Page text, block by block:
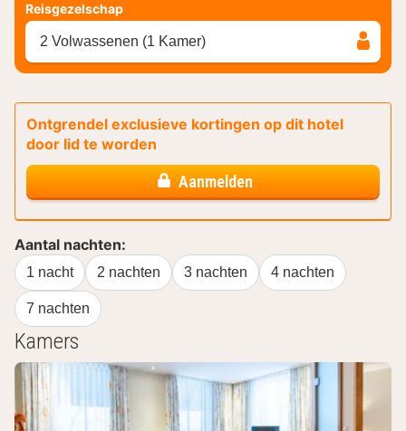
Reisgezelschap
2 Volwassenen (1 Kamer)
Ontgrendel exclusieve kortingen op dit hotel
door lid te worden
Aanmelden
Aantal nachten:
1 nacht 2 nachten 3 nachten 4 nachten
7 nachten
Kamers